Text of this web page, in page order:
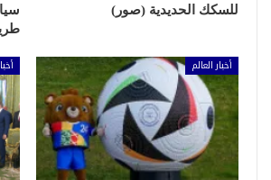
للسكك الحديدية (صور)
أخبار العالم